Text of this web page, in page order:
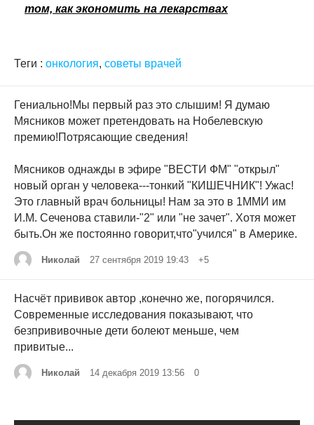
том, как экономить на лекарствах
Теги : онкология, советы врачей
Гениально!Мы первый раз это слышим! Я думаю
Мясников может претендовать на Нобелевскую
премию!Потрясающие сведения!
Мясников однажды в эфире "ВЕСТИ ФМ" "открыл"
новый орган у человека---тонкий "КИШЕЧНИК"! Ужас!
Это главный врач больницы! Нам за это в 1ММИ им
И.М. Сеченова ставили-"2" или "не зачет". Хотя может
быть.Он же постоянно говорит,что"учился" в Америке.
Николай 27 сентября 2019 19:43 +5
Насчёт прививок автор ,конечно же, погорячился.
Современные исследования показывают, что
безпрививочные дети болеют меньше, чем
привитые...
Николай 14 декабря 2019 13:56 0